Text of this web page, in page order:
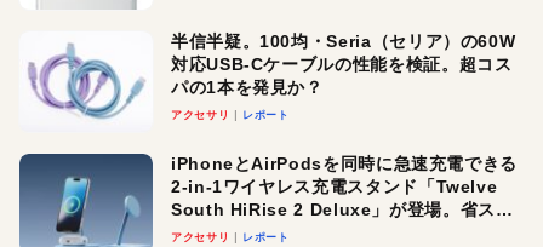
半信半疑。100均・Seria（セリア）の60W
対応USB-Cケーブルの性能を検証。超コス
パの1本を発見か？
アクセサリ レポート
iPhoneとAirPodsを同時に急速充電できる
2-in-1ワイヤレス充電スタンド「Twelve
South HiRise 2 Deluxe」が登場。省スペ
ースでおしゃれに充電したい人にオスス
アクセサリ レポート